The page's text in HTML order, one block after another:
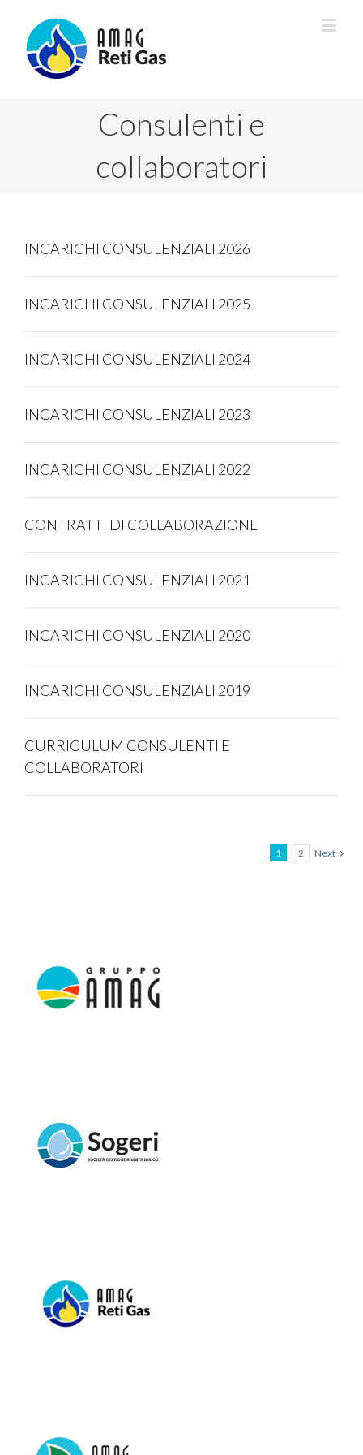
Consulenti e
collaboratori
INCARICHI CONSULENZIALI 2026
INCARICHI CONSULENZIALI 2025
INCARICHI CONSULENZIALI 2024
INCARICHI CONSULENZIALI 2023
INCARICHI CONSULENZIALI 2022
CONTRATTI DI COLLABORAZIONE
INCARICHI CONSULENZIALI 2021
INCARICHI CONSULENZIALI 2020
INCARICHI CONSULENZIALI 2019
CURRICULUM CONSULENTI E
COLLABORATORI
1 2 Next